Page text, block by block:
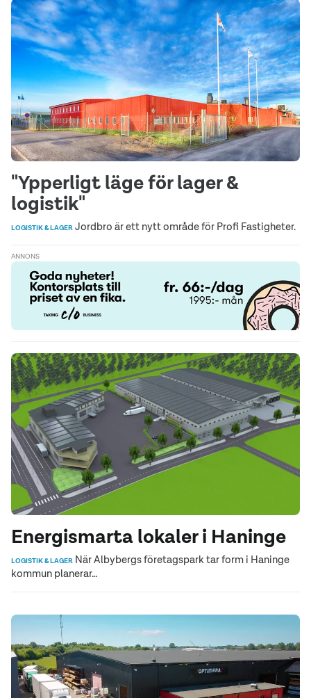
"Ypperligt läge för lager &
logistik"
LOGISTIK & LAGER Jordbro är ett nytt område för Profi Fastigheter.
ANNONS
Energismarta lokaler i Haninge
LOGISTIK & LAGER När Albybergs företagspark tar form i Haninge
kommun planerar…